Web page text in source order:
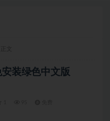
安装绿色中文版